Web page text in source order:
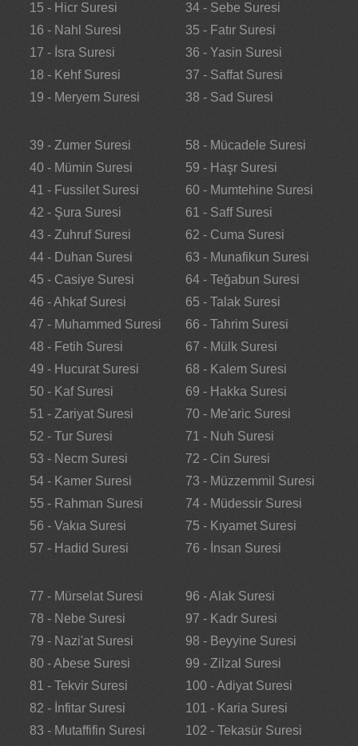
15 - Hicr Suresi
16 - Nahl Suresi
17 - İsra Suresi
18 - Kehf Suresi
19 - Meryem Suresi
34 - Sebe Suresi
35 - Fatır Suresi
36 - Yasin Suresi
37 - Saffat Suresi
38 - Sad Suresi
39 - Zumer Suresi
40 - Mümin Suresi
41 - Fussilet Suresi
42 - Şura Suresi
43 - Zuhruf Suresi
44 - Duhan Suresi
45 - Casiye Suresi
46 - Ahkaf Suresi
47 - Muhammed Suresi
48 - Fetih Suresi
49 - Hucurat Suresi
50 - Kaf Suresi
51 - Zariyat Suresi
52 - Tur Suresi
53 - Necm Suresi
54 - Kamer Suresi
55 - Rahman Suresi
56 - Vakıa Suresi
57 - Hadid Suresi
58 - Mücadele Suresi
59 - Haşr Suresi
60 - Mumtehine Suresi
61 - Saff Suresi
62 - Cuma Suresi
63 - Munafikun Suresi
64 - Teğabun Suresi
65 - Talak Suresi
66 - Tahrim Suresi
67 - Mülk Suresi
68 - Kalem Suresi
69 - Hakka Suresi
70 - Me'aric Suresi
71 - Nuh Suresi
72 - Cin Suresi
73 - Müzzemmil Suresi
74 - Müdessir Suresi
75 - Kıyamet Suresi
76 - İnsan Suresi
77 - Mürselat Suresi
78 - Nebe Suresi
79 - Nazi'at Suresi
80 - Abese Suresi
81 - Tekvir Suresi
82 - İnfitar Suresi
83 - Mutaffifin Suresi
96 - Alak Suresi
97 - Kadr Suresi
98 - Beyyine Suresi
99 - Zilzal Suresi
100 - Adiyat Suresi
101 - Karia Suresi
102 - Tekasür Suresi